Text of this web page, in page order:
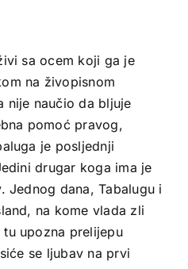
sa ocem koji ga je
na živopisnom
nije naučio da bljuje
pomoć pravog,
je posljednji
drugar koga ima je
Jednog dana, Tabalugu i
na kome vlada zli
upozna prelijepu
se ljubav na prvi